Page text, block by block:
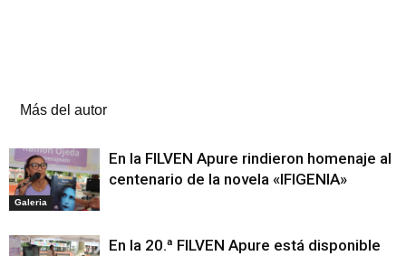
Más del autor
Galeria
En la FILVEN Apure rindieron homenaje al
centenario de la novela «IFIGENIA»
En la 20.ª FILVEN Apure está disponible